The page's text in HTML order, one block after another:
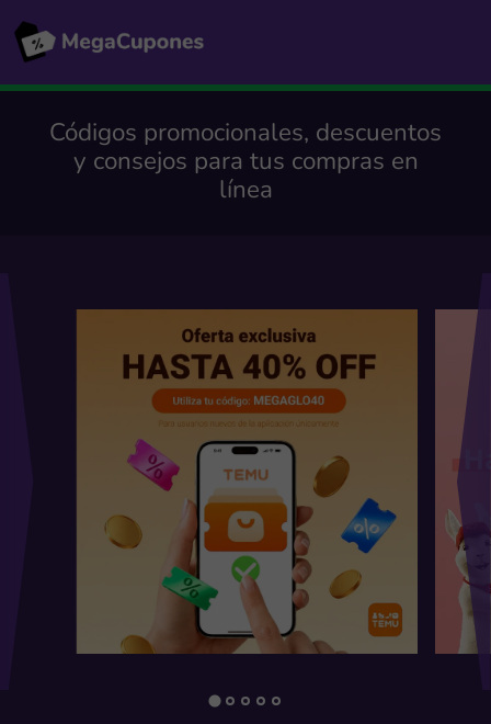
Códigos promocionales, descuentos
y consejos para tus compras en
línea